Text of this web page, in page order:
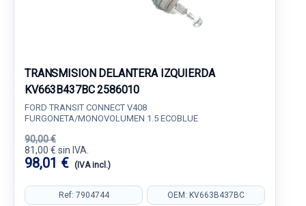
TRANSMISION DELANTERA IZQUIERDA
KV663B437BC 2586010
FORD TRANSIT CONNECT V408
FURGONETA/MONOVOLUMEN 1.5 ECOBLUE
90,00 €
81,00 € sin IVA.
98,01 € (IVA incl.)
Ref: 7904744 OEM: KV663B437BC